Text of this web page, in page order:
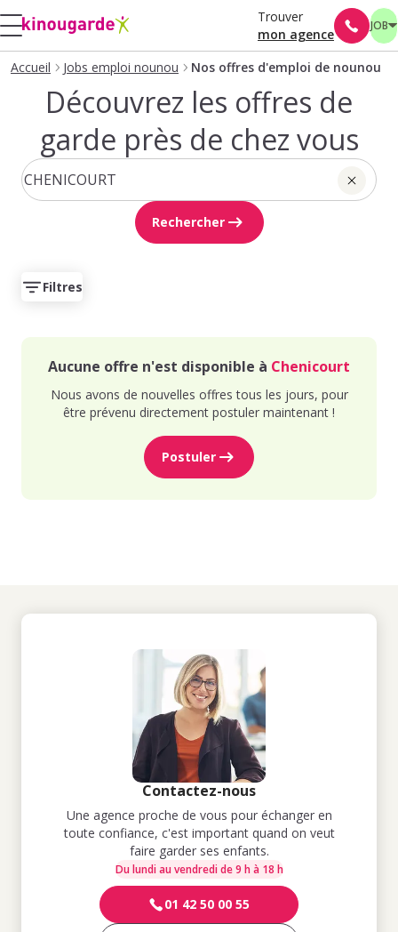
Trouver
mon agence
JOB
Accueil Jobs emploi nounou Nos offres d'emploi de nounou
Découvrez les offres de
garde près de chez vous
Rechercher
Filtres
Aucune offre n'est disponible à Chenicourt
Nous avons de nouvelles offres tous les jours, pour
être prévenu directement postuler maintenant !
Postuler
Contactez-nous
Une agence proche de vous pour échanger en
toute confiance, c'est important quand on veut
faire garder ses enfants.
Du lundi au vendredi de 9 h à 18 h
01 42 50 00 55